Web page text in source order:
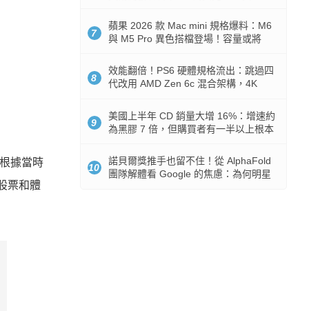
據當時
票和體
7
蘋果 2026 款 Mac mini 規格爆料：M6
與 M5 Pro 異色搭檔登場！容量或將
8
效能翻倍！PS6 硬體規格流出：跳過四
代改用 AMD Zen 6c 混合架構，4K
9
美國上半年 CD 銷量大增 16%：增速約
為黑膠 7 倍，但購買者有一半以上根本
10
諾貝爾獎推手也留不住！從 AlphaFold
團隊解體看 Google 的焦慮：為何明星